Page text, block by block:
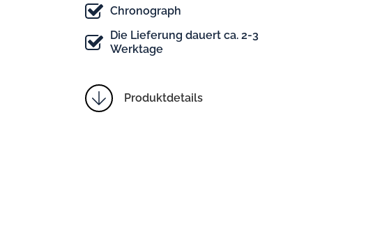
Chronograph
Die Lieferung dauert ca. 2-3
Werktage
Produktdetails